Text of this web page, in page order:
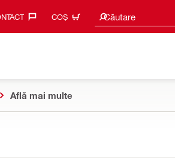
COȘ Căutare
Caută sugestii
Află mai multe